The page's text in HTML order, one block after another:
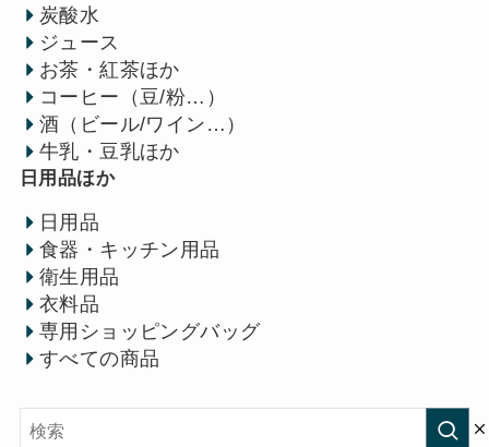
炭酸水
ジュース
お茶・紅茶ほか
コーヒー（豆/粉…）
酒（ビール/ワイン…）
牛乳・豆乳ほか
日用品ほか
日用品
食器・キッチン用品
衛生用品
衣料品
専用ショッピングバッグ
すべての商品